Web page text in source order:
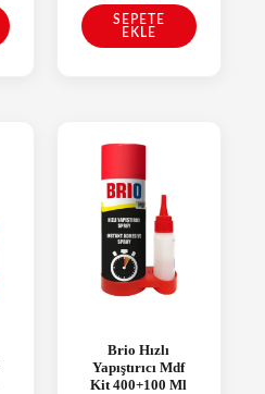
SEPETE
EKLE
Brio Hızlı
Yapıştırıcı Mdf
Kit 400+100 Ml